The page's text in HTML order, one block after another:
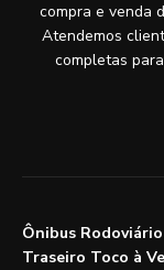
compra e venda
Atendemos
completas
Ônibus Rodoviário
Traseiro Toco à